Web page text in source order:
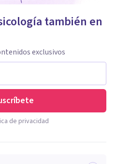
también en
exclusivos
de privacidad